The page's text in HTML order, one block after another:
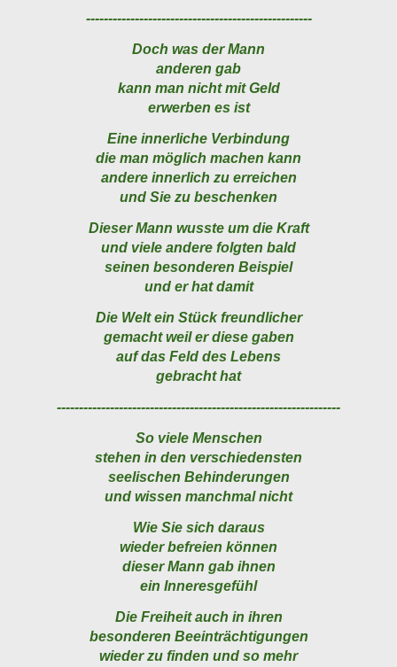
---------------------------------------------------
Doch was der Mann
anderen gab
kann man nicht mit Geld
erwerben es ist
Eine innerliche Verbindung
die man möglich machen kann
andere innerlich zu erreichen
und Sie zu beschenken
Dieser Mann wusste um die Kraft
und viele andere folgten bald
seinen besonderen Beispiel
und er hat damit
Die Welt ein Stück freundlicher
gemacht weil er diese gaben
auf das Feld des Lebens
gebracht hat
----------------------------------------------------------------
So viele Menschen
stehen in den verschiedensten
seelischen Behinderungen
und wissen manchmal nicht
Wie Sie sich daraus
wieder befreien können
dieser Mann gab ihnen
ein Inneresgefühl
Die Freiheit auch in ihren
besonderen Beeinträchtigungen
wieder zu finden und so mehr